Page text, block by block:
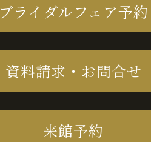
ブライダルフェア予約
資料請求・お問合せ
来館予約